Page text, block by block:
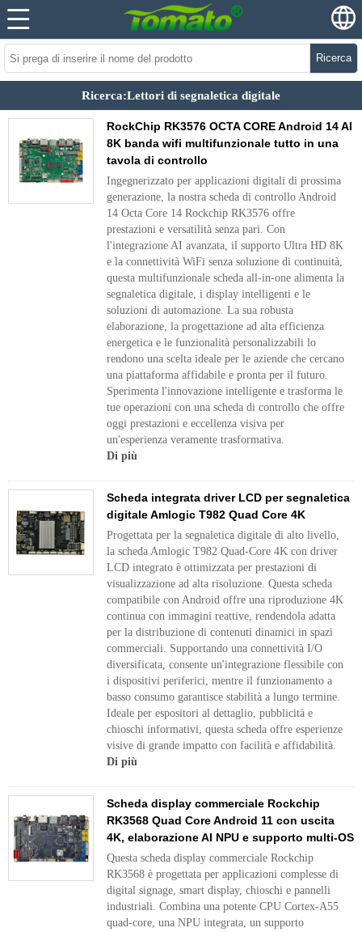
Ricerca
Ricerca:Lettori di segnaletica digitale
RockChip RK3576 OCTA CORE Android 14 AI
8K banda wifi multifunzionale tutto in una
tavola di controllo
Ingegnerizzato per applicazioni digitali di prossima
generazione, la nostra scheda di controllo Android
14 Octa Core 14 Rockchip RK3576 offre
prestazioni e versatilità senza pari. Con
l'integrazione AI avanzata, il supporto Ultra HD 8K
e la connettività WiFi senza soluzione di continuità,
questa multifunzionale scheda all-in-one alimenta la
segnaletica digitale, i display intelligenti e le
soluzioni di automazione. La sua robusta
elaborazione, la progettazione ad alta efficienza
energetica e le funzionalità personalizzabili lo
rendono una scelta ideale per le aziende che cercano
una piattaforma affidabile e pronta per il futuro.
Sperimenta l'innovazione intelligente e trasforma le
tue operazioni con una scheda di controllo che offre
oggi prestazioni e eccellenza visiva per
un'esperienza veramente trasformativa.
Di più
Scheda integrata driver LCD per segnaletica
digitale Amlogic T982 Quad Core 4K
Progettata per la segnaletica digitale di alto livello,
la scheda Amlogic T982 Quad-Core 4K con driver
LCD integrato è ottimizzata per prestazioni di
visualizzazione ad alta risoluzione. Questa scheda
compatibile con Android offre una riproduzione 4K
continua con immagini reattive, rendendola adatta
per la distribuzione di contenuti dinamici in spazi
commerciali. Supportando una connettività I/O
diversificata, consente un'integrazione flessibile con
i dispositivi periferici, mentre il funzionamento a
basso consumo garantisce stabilità a lungo termine.
Ideale per espositori al dettaglio, pubblicità e
chioschi informativi, questa scheda offre esperienze
visive di grande impatto con facilità e affidabilità.
Di più
Scheda display commerciale Rockchip
RK3568 Quad Core Android 11 con uscita
4K, elaborazione AI NPU e supporto multi-OS
Questa scheda display commerciale Rockchip
RK3568 è progettata per applicazioni complesse di
digital signage, smart display, chioschi e pannelli
industriali. Combina una potente CPU Cortex-A55
quad-core, una NPU integrata, un supporto